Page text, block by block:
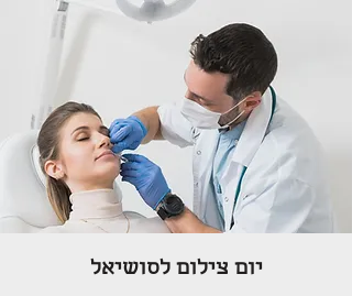
יום צילום לסושיאל